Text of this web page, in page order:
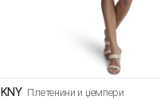
Плетенини и џемпери